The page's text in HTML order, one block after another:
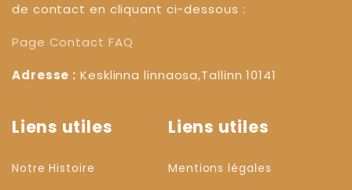
de contact en cliquant ci-dessous :
Page Contact FAQ
Adresse : Kesklinna linnaosa,Tallinn 10141
Liens utiles
Notre Histoire
Liens utiles
Mentions légales